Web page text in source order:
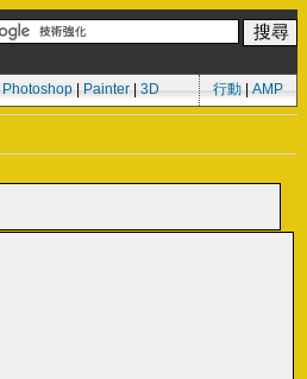
Photoshop| Painter| 3D 行動 AMP